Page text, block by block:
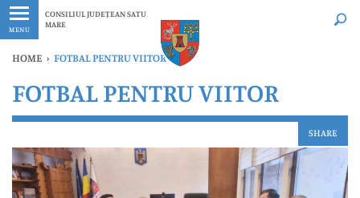
MENU
CONSILIUL JUDEȚEAN SATU
MARE
Ultimele
HOME › FOTBAL PENTRU VIITOR
FOTBAL PENTRU VIITOR
SHARE